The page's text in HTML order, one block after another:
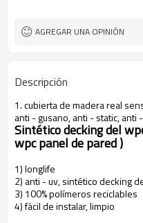
AGREGAR UNA OPINIÓN
Descripción
1. cubierta de madera real
anti - gusano, anti - static, anti
Sintético decking del
wpc panel de pared )
1) longlife
2) anti - uv, sintético decking
3) 100% polímeros reciclables
4) fácil de instalar, limpio